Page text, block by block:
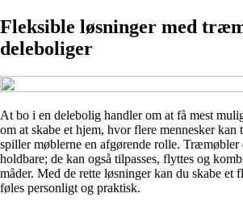
Fleksible løsninger med
deleboliger
At bo i en delebolig handler om at få mest
om at skabe et hjem, hvor flere mennesker kan
spiller møblerne en afgørende rolle. Træmøbler
holdbare; de kan også tilpasses, flyttes og
måder. Med de rette løsninger kan du skabe et
føles personligt og praktisk.